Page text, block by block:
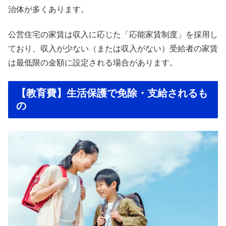
治体が多くあります。
公営住宅の家賃は収入に応じた「応能家賃制度」を採用し
ており、収入が少ない（または収入がない）受給者の家賃
は最低限の金額に設定される場合があります。
【教育費】生活保護で免除・支給されるも
の